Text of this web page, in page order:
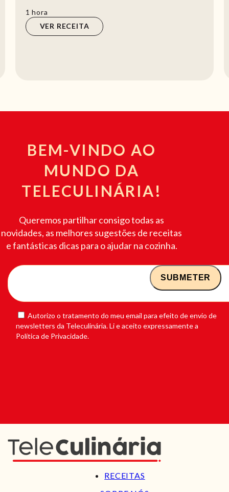
1 hora
hora
VER RECEITA
BEM-VINDO AO
MUNDO DA
TELECULINÁRIA!
Queremos partilhar consigo todas as
novidades, as melhores sugestões de receitas
e fantásticas dicas para o ajudar na cozinha.
Autorizo o tratamento do meu email para efeito de envio de
newsletters da Teleculinária. Li e aceito expressamente a
Política de Privacidade.
RECEITAS